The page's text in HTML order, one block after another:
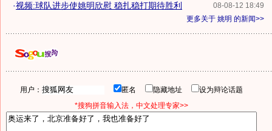
08-08-12 18:49
·视频:球队进步使姚明欣慰 稳扎稳打期待胜利
更多关于 姚明 的新闻>>
用户： 匿名 隐藏地址
设为辩论话题
*搜狗拼音输入法，中文处理专家>>